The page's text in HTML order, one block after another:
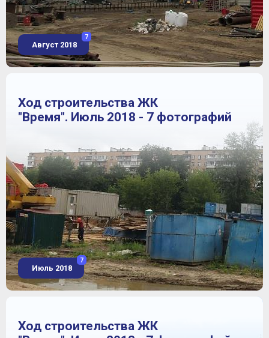
Август 2018
7
Ход строительства ЖК
"Время". Июль 2018 - 7 фотографий
Июль 2018
7
Ход строительства ЖК